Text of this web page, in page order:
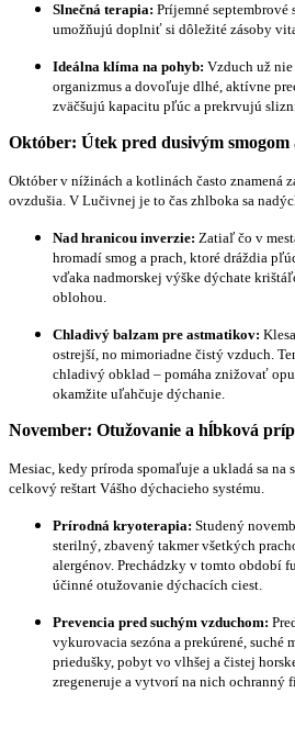
Slnečná terapia: Príjemné septembrové
umožňujú doplniť si dôležité zásoby
Ideálna klíma na pohyb: Vzduch už
organizmus a dovoľuje dlhé, aktívne
zväčšujú kapacitu pľúc a prekrvujú
Október: Útek pred dusivým smogom
Október v nížinách a kotlinách často znamená
ovzdušia. V Lučivnej je to čas zhlboka sa
Nad hranicou inverzie: Zatiaľ čo v
hromadí smog a prach, ktoré dráždia
vďaka nadmorskej výške dýchate
oblohou.
Chladivý balzam pre astmatikov:
ostrejší, no mimoriadne čistý vzduch.
chladivý obklad – pomáha znižovať
okamžite uľahčuje dýchanie.
November: Otužovanie a hĺbková
Mesiac, kedy príroda spomaľuje a ukladá sa na
celkový reštart Vášho dýchacieho systému.
Prírodná kryoterapia: Studený
sterilný, zbavený takmer všetkých
alergénov. Prechádzky v tomto období
účinné otužovanie dýchacích ciest.
Prevencia pred suchým vzduchom:
vykurovacia sezóna a prekúrené, suché
priedušky, pobyt vo vlhšej a čistej
zregeneruje a vytvorí na nich ochranný